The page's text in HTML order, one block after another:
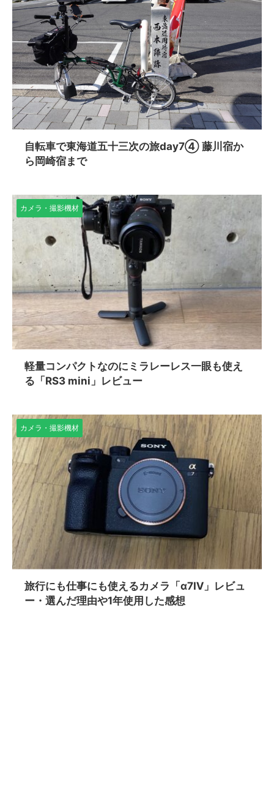
自転車で東海道五十三次の旅day7④ 藤川宿か
ら岡崎宿まで
カメラ・撮影機材
軽量コンパクトなのにミラレーレス一眼も使え
る「RS3 mini」レビュー
カメラ・撮影機材
旅行にも仕事にも使えるカメラ「α7Ⅳ」レビュ
ー・選んだ理由や1年使用した感想